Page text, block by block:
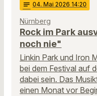
notes 04. Mai 2026 14:20
Nürnberg
Rock im Park
noch nie"
Linkin Park und Iron
bei dem Festival auf
dabei sein. Das
einen Monat vor